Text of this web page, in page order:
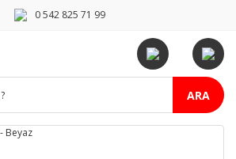
0 542 825 71 99
ARA